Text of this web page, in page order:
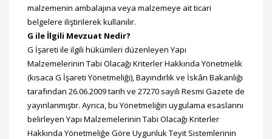
malzemenin ambalajına veya malzemeye ait ticari
belgelere iliştirilerek kullanılır.
G ile İlgili Mevzuat Nedir?
G İşareti ile ilgili hükümleri düzenleyen Yapı
Malzemelerinin Tabi Olacağı Kriterler Hakkında Yönetmelik
(kısaca G İşareti Yönetmeliği), Bayındırlık ve İskân Bakanlığı
tarafından 26.06.2009 tarih ve 27270 sayılı Resmi Gazete de
yayınlanmıştır. Ayrıca, bu Yönetmeliğin uygulama esaslarını
belirleyen Yapı Malzemelerinin Tabi Olacağı Kriterler
Hakkında Yönetmeliğe Göre Uygunluk Teyit Sistemlerinin